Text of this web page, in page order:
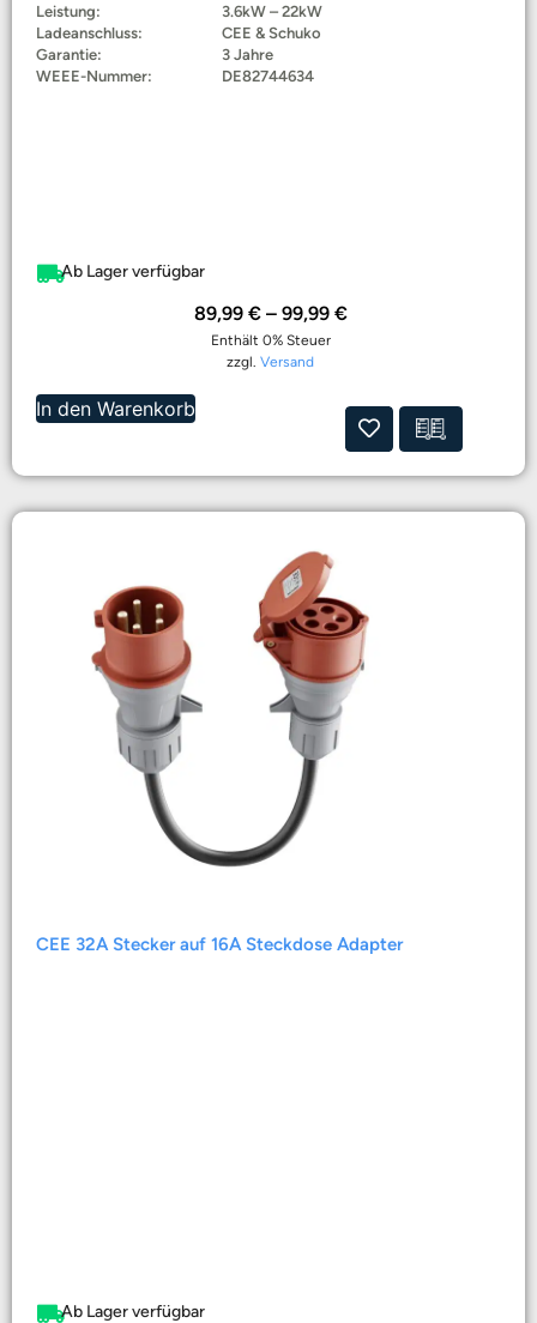
Leistung:
3.6kW – 22kW
Ladeanschluss:
CEE & Schuko
Garantie:
3 Jahre
WEEE-Nummer:
DE82744634
Ab Lager verfügbar
89,99 € – 99,99 €
Enthält 0% Steuer
zzgl. Versand
In den Warenkorb
CEE 32A Stecker auf 16A Steckdose Adapter
Ab Lager verfügbar